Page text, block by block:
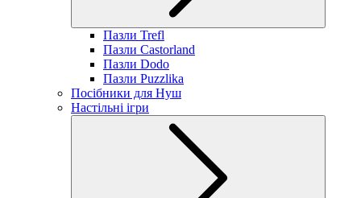
Пазли Trefl
Пазли Castorland
Пазли Dodo
Пазли Puzzlika
Посібники для Нуш
Настільні ігри